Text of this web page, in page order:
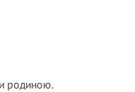
родиною.